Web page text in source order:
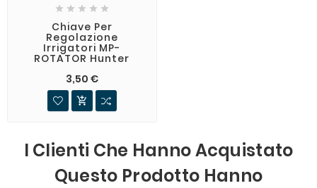
    
Chiave Per
Regolazione
Irrigatori MP-
ROTATOR Hunter
3,50 €

I Clienti Che Hanno Acquistato
Questo Prodotto Hanno